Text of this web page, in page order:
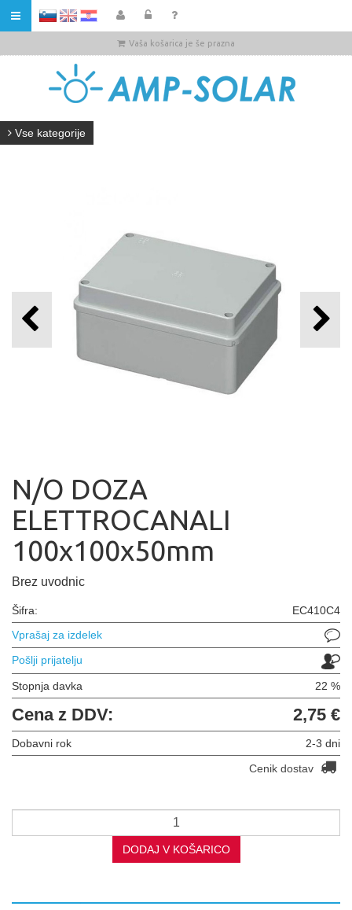
HR
Vaša košarica je še prazna
Vse kategorije
N/O DOZA
ELETTROCANALI
100x100x50mm
Brez uvodnic
Šifra:
EC410C4
Vprašaj za izdelek
Pošlji prijatelju
Stopnja davka 22 %
Cena z DDV: 2,75 €
Dobavni rok
2-3 dni
Cenik dostav
DODAJ V KOŠARICO